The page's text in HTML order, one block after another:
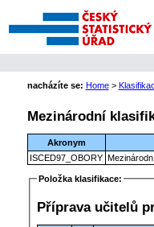
nacházíte se: Home>
Mezinárodní
Akronym
ISCED97_OBORY
Položka klasifikace:
Příprava učitelů